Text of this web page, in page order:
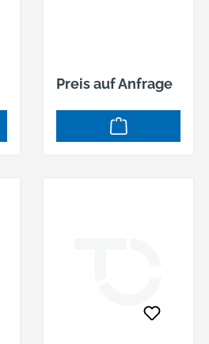
Preis auf Anfrage